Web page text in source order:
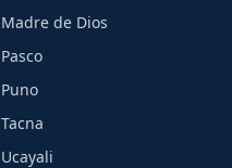
Madre de Dios
Pasco
Puno
Tacna
Ucayali